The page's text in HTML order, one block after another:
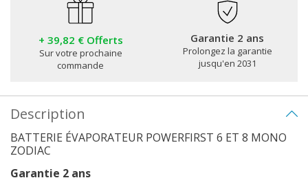
+ 39,82 € Offerts
Sur votre prochaine
commande
Garantie 2 ans
Prolongez la garantie
jusqu'en 2031
Description
BATTERIE ÉVAPORATEUR POWERFIRST 6 ET 8 MONO
ZODIAC
Garantie 2 ans